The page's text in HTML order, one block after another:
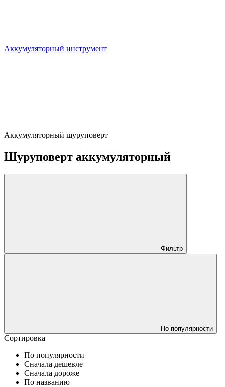
Аккумуляторный инструмент
Аккумуляторный шуруповерт
Шуруповерт аккумуляторный
Фильтр
По популярности
Сортировка
По популярности
Сначала дешевле
Сначала дороже
По названию